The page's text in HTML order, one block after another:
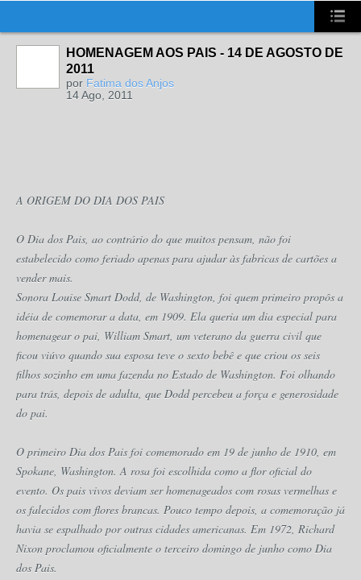
UA-2431694-1
HOMENAGEM AOS PAIS - 14 DE AGOSTO DE
2011
por Fatima dos Anjos
14 Ago, 2011
A ORIGEM DO DIA DOS PAIS
O Dia dos Pais, ao contrário do que muitos pensam, não foi
estabelecido como feriado apenas para ajudar às fabricas de cartões a
vender mais.
Sonora Louise Smart Dodd, de Washington, foi quem primeiro propôs a
idéia de comemorar a data, em 1909. Ela queria um dia especial para
homenagear o pai, William Smart, um veterano da guerra civil que
ficou viúvo quando sua esposa teve o sexto bebê e que criou os seis
filhos sozinho em uma fazenda no Estado de Washington. Foi olhando
para trás, depois de adulta, que Dodd percebeu a força e generosidade
do pai.
O primeiro Dia dos Pais foi comemorado em 19 de junho de 1910, em
Spokane, Washington. A rosa foi escolhida como a flor oficial do
evento. Os pais vivos deviam ser homenageados com rosas vermelhas e
os falecidos com flores brancas. Pouco tempo depois, a comemoração já
havia se espalhado por outras cidades americanas. Em 1972, Richard
Nixon proclamou oficialmente o terceiro domingo de junho como Dia
dos Pais.